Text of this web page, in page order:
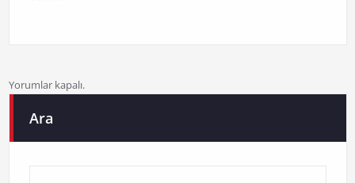
Yorumlar kapalı.
Ara